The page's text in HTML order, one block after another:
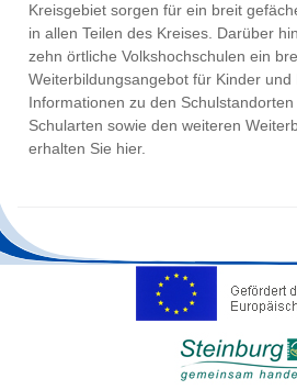
Kreisgebiet sorgen für ein breit
in allen Teilen des Kreises. Darüber
zehn örtliche Volkshochschulen ein
Weiterbildungsangebot für Kinder und
Informationen zu den
Schularten sowie den weiteren
erhalten Sie hier.